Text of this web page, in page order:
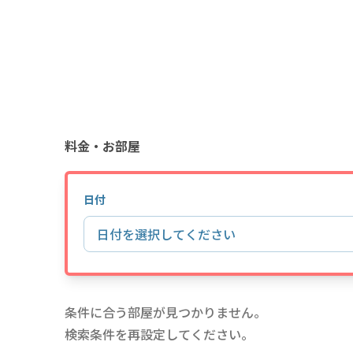
料金・お部屋
日付
日付を選択してください
条件に合う部屋が見つかりません。
検索条件を再設定してください。